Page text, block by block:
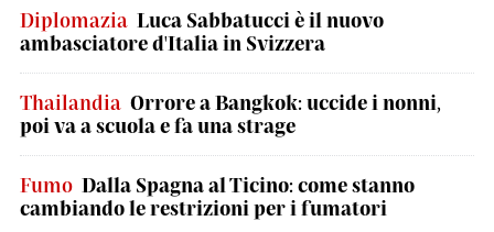
Diplomazia Luca Sabbatucci è il nuovo
ambasciatore d'Italia in Svizzera
Thailandia Orrore a Bangkok: uccide i nonni,
poi va a scuola e fa una strage
Fumo Dalla Spagna al Ticino: come stanno
cambiando le restrizioni per i fumatori